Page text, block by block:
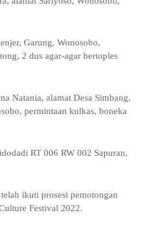
Garung, Wonosobo,
2 dus agar-agar bertoples
Natania, alamat Desa Simbang,
permintaan kulkas, boneka
RT 006 RW 002 Sapuran,
ikuti prosesi pemotongan
Festival 2022.